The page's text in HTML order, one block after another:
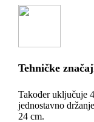
Tehničke
Također uključuje
jednostavno
24 cm.